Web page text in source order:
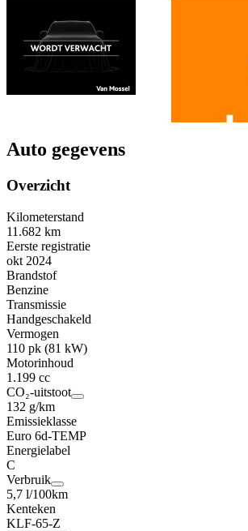
Auto gegevens
Overzicht
Kilometerstand
11.682 km
Eerste registratie
okt 2024
Brandstof
Benzine
Transmissie
Handgeschakeld
Vermogen
110 pk (81 kW)
Motorinhoud
1.199 cc
CO₂-uitstoot
132 g/km
Emissieklasse
Euro 6d-TEMP
Energielabel
C
Verbruik
5,7 l/100km
Kenteken
KLF-65-Z